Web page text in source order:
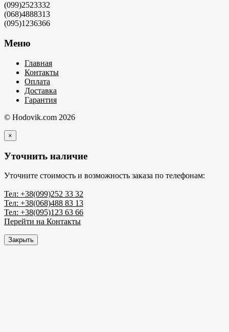
(099)2523332
(068)4888313
(095)1236366
Меню
Главная
Контакты
Оплата
Доставка
Гарантия
© Hodovik.com 2026
×
Уточнить наличие
Уточните стоимость и возможность заказа по телефонам:
Тел: +38(099)252 33 32
Тел: +38(068)488 83 13
Тел: +38(095)123 63 66
Перейти на Контакты
Закрыть